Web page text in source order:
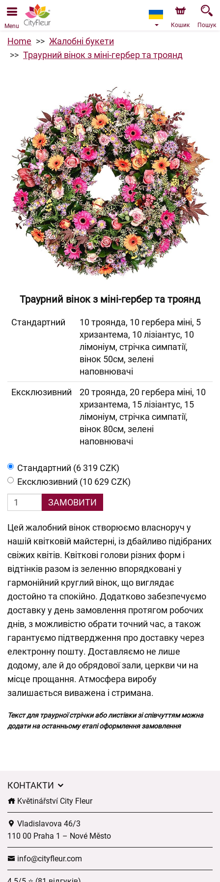
Ми приймаємо замовлення через наш інтернет-
магазин. Найближча можлива дата доставки —
07.08.2026 у зв’язку з відпусткою.
Menu Кошик Пошук
Home
Жалобні букети
Траурний вінок з міні-гербер та троянд
Траурний вінок з міні-гербер та троянд
Cтандартний
10 троянда, 10 гербера міні, 5
хризантема, 10 лізіантус, 10
лімоніум, стрічка симпатії,
вінок 50см, зелені
наповнювачі
Ексклюзивний
20 троянда, 20 гербера міні, 10
хризантема, 15 лізіантус, 15
лімоніум, стрічка симпатії,
вінок 80см, зелені
наповнювачі
Cтандартний (6 319 CZK)
Ексклюзивний (10 629 CZK)
ЗАМОВИТИ
Цей жалобний вінок створюємо власноруч у
нашій квітковій майстерні, із дбайливо підібраних
свіжих квітів. Квіткові голови різних форм і
відтінків разом із зеленню впорядковані у
гармонійний круглий вінок, що виглядає
достойно та спокійно. Додатково забезпечуємо
доставку у день замовлення протягом робочих
днів, з можливістю обрати точний час, а також
гарантуємо підтвердження про доставку через
електронну пошту. Доставляємо не лише
додому, але й до обрядової зали, церкви чи на
місце прощання. Атмосфера виробу
залишається виважена і стримана.
Текст для траурної стрічки або листівки зі співчуттям можна
додати на останньому етапі оформлення замовлення
КОНТАКТИ
Květinářství City Fleur
Vladislavova 46/3
110 00 Praha 1 – Nové Město
info@cityfleur.com